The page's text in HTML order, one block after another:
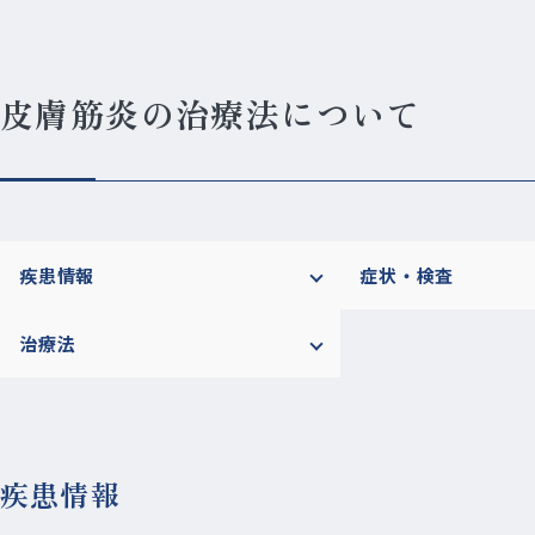
皮膚筋炎の治療法について
疾患情報 症状・検査
治療法
疾患情報